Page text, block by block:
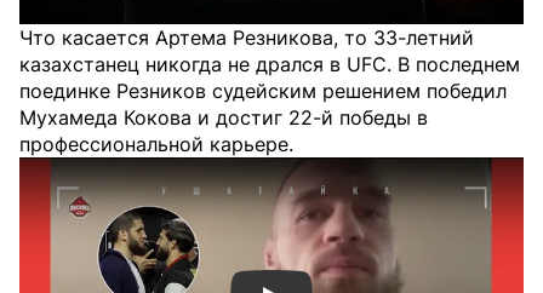
Что касается Артема Резникова, то 33-летний
казахстанец никогда не дрался в UFC. В последнем
поединке Резников судейским решением победил
Мухамеда Кокова и достиг 22-й победы в
профессиональной карьере.